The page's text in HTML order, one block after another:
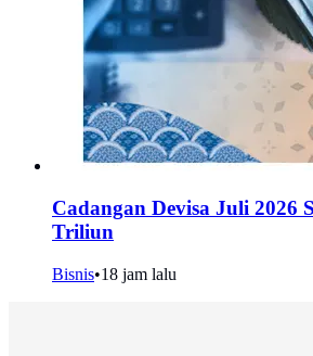
Cadangan Devisa Juli 2026
Triliun
Bisnis•18 jam lalu